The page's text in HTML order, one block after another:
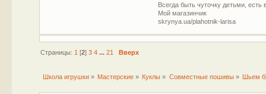
Всегда быть чуточку детьми,
Мой магазинчик
skrynya.ua/plahotnik-larisa
Страницы: 1 [2] 3 4 ... 21 Вверх
Школа игрушки» Мастерские » Куклы » Совместные пошивы» Шьем